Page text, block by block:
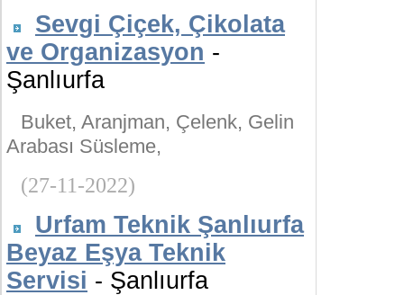
Sevgi Çiçek, Çikolata
ve Organizasyon -
Şanlıurfa
Buket, Aranjman, Çelenk, Gelin
Arabası Süsleme,
(27-11-2022)
Urfam Teknik Şanlıurfa
Beyaz Eşya Teknik
Servisi - Şanlıurfa